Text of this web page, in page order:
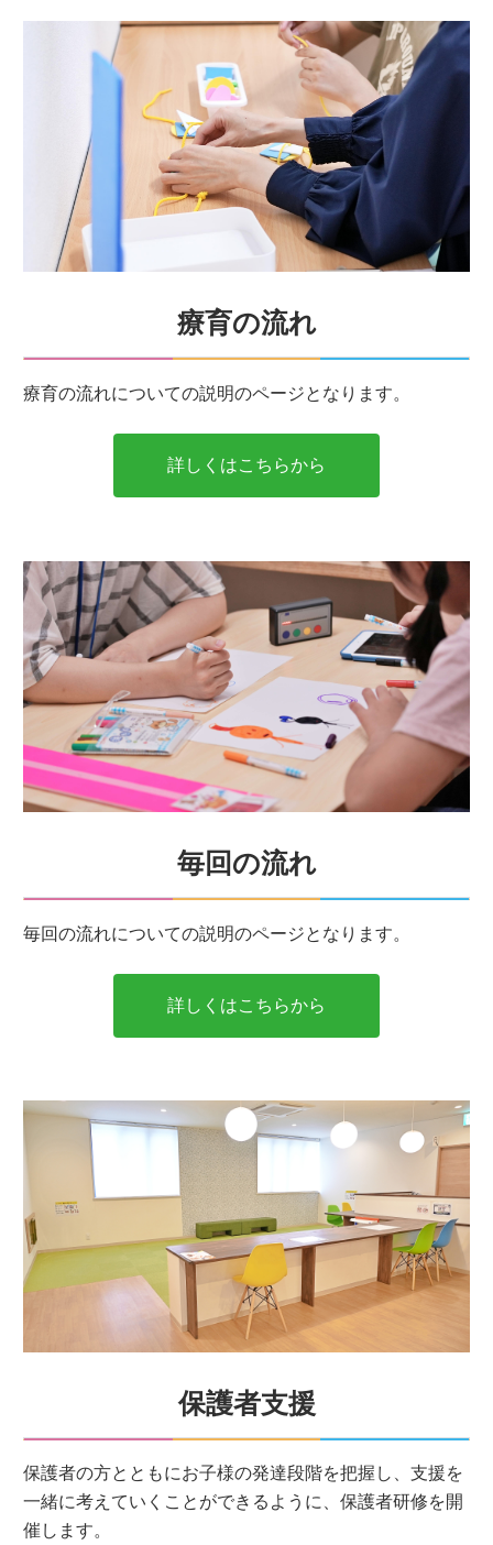
療育の流れ
療育の流れについての説明のページとなります。
詳しくはこちらから
毎回の流れ
毎回の流れについての説明のページとなります。
詳しくはこちらから
保護者支援
保護者の方とともにお子様の発達段階を把握し、支援を
一緒に考えていくことができるように、保護者研修を開
催します。